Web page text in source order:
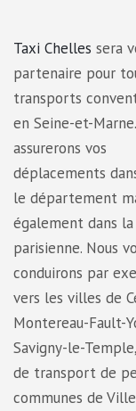
Taxi Chelles sera
partenaire pour
transports
en Seine-et-
assurerons vos
déplacements
le département
également dans
parisienne. Nous
conduirons par
vers les villes de
Montereau-Fault-
Savigny-le-
de transport de
communes de